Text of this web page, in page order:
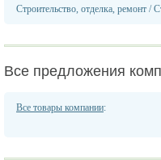
Строительство, отделка, ремонт /
Все предложения
Все товары компании: